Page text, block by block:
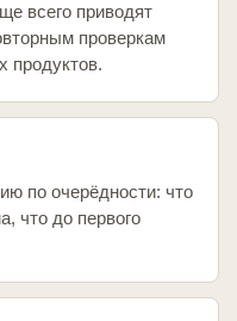
всего приводят
проверкам
продуктов.
по очерёдности: что
что до первого